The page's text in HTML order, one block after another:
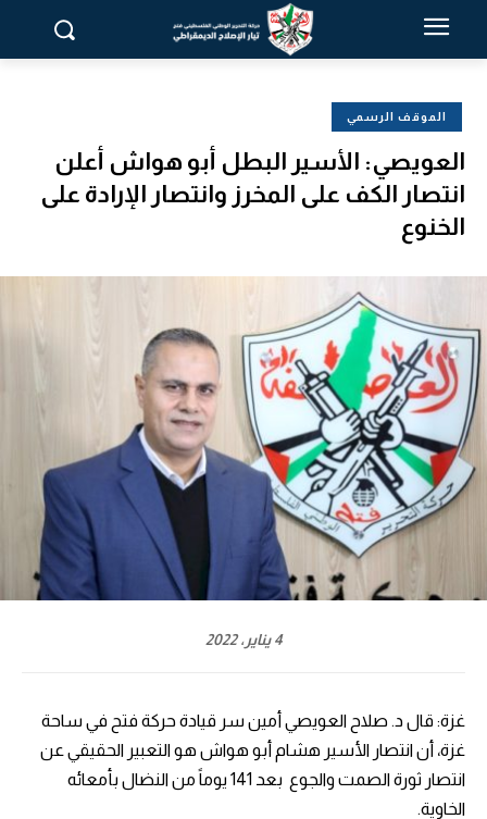
الموقف الرسمي
العويصي: الأسير البطل أبو هواش أعلن
انتصار الكف على المخرز وانتصار الإرادة على
الخنوع
4 يناير، 2022
غزة: قال د. صلاح العويصي أمين سر قيادة حركة فتح في ساحة
غزة، أن انتصار الأسير هشام أبو هواش هو التعبير الحقيقي عن
انتصار ثورة الصمت والجوع بعد 141 يوماً من النضال بأمعائه
الخاوية.